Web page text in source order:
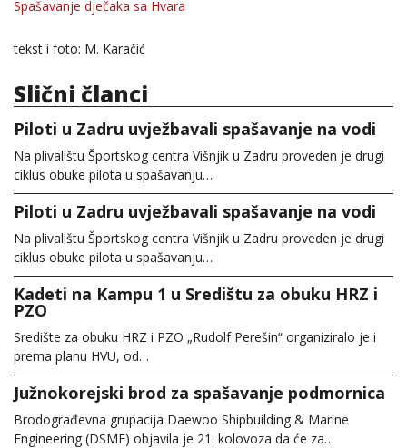
Spašavanje dječaka sa Hvara
tekst i foto: M. Karačić
Slični članci
Piloti u Zadru uvježbavali spašavanje na vodi
Na plivalištu Športskog centra Višnjik u Zadru proveden je drugi
ciklus obuke pilota u spašavanju…
Piloti u Zadru uvježbavali spašavanje na vodi
Na plivalištu Športskog centra Višnjik u Zadru proveden je drugi
ciklus obuke pilota u spašavanju…
Kadeti na Kampu 1 u Središtu za obuku HRZ i
PZO
Središte za obuku HRZ i PZO „Rudolf Perešin“ organiziralo je i
prema planu HVU, od…
Južnokorejski brod za spašavanje podmornica
Brodograđevna grupacija Daewoo Shipbuilding & Marine
Engineering (DSME) objavila je 21. kolovoza da će za…